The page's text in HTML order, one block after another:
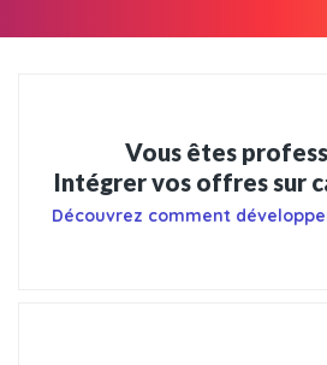
Vous êtes
Intégrer vos offres sur
Découvrez comment